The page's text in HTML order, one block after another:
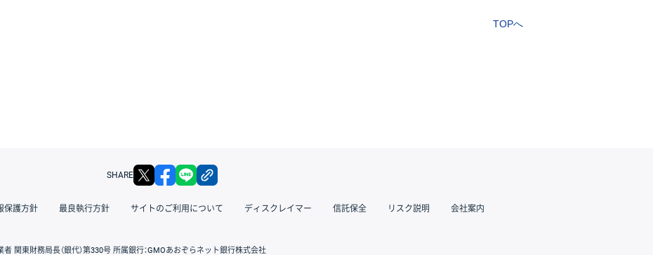
TOPへ
SHARE X facebook
保護方針 最良執行方針 サイトのご利用について ディスクレイマー 信託保全 リスク説明 会社案内
関東財務局長（銀代）第330号 所属銀行：GMOあおぞらネット銀行株式会社